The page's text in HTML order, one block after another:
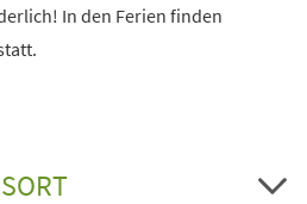
In den Ferien finden